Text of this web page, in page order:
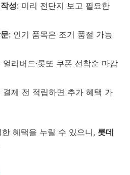
성: 미리 전단지 보고 필요한
: 인기 품목은 조기 품절 가능
얼리버드·롯또 쿠폰 선착순 마감
결제 전 적립하면 추가 혜택 가
혜택을 누릴 수 있으니, 롯데